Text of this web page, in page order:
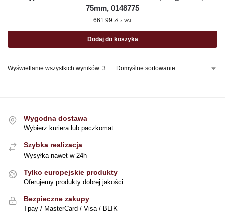
75mm, 0148775
661.99 zł z VAT
Dodaj do koszyka
Wyświetlanie wszystkich wyników: 3
Wygodna dostawa
Wybierz kuriera lub paczkomat
Szybka realizacja
Wysyłka nawet w 24h
Tylko europejskie produkty
Oferujemy produkty dobrej jakości
Bezpieczne zakupy
Tpay / MasterCard / Visa / BLIK